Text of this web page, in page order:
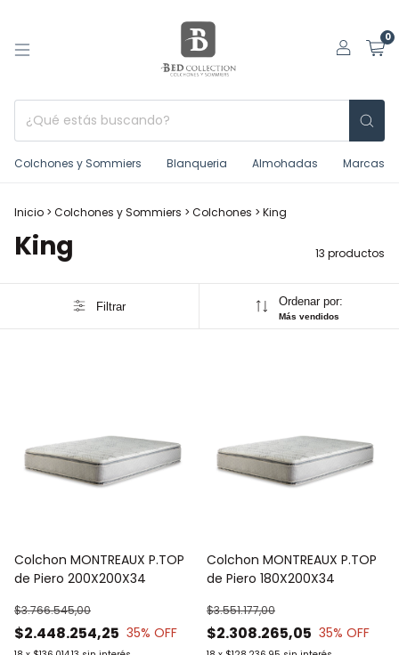
0
Colchones y Sommiers Blanqueria Almohadas Marcas
Inicio > Colchones y Sommiers > Colchones > King
King 13 productos
Filtrar Ordenar por:
Más vendidos
Colchon MONTREAUX P.TOP
de Piero 200X200X34
$2.448.254,25
$3.766.545,00
35% OFF
Colchon MONTREAUX P.TOP
de Piero 180X200X34
$2.308.265,05
$3.551.177,00
35% OFF